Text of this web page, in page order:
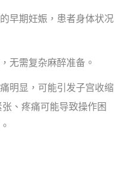
期妊娠，患者身体状况
需复杂麻醉准备。
显，可能引发子宫收缩
、疼痛可能导致操作困